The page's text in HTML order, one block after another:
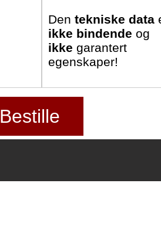
Den tekniske data
ikke bindende og
ikke garantert
egenskaper!
Bestille